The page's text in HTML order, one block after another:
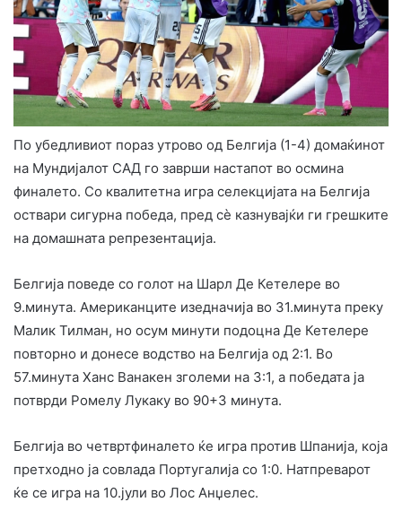
По убедливиот пораз утрово од Белгија (1-4) домаќинот
на Мундијалот САД го заврши настапот во осмина
финалето. Со квалитетна игра селекцијата на Белгија
оствари сигурна победа, пред сè казнувајќи ги грешките
на домашната репрезентација.
Белгија поведе со голот на Шарл Де Кетелере во
9.минута. Американците изедначија во 31.минута преку
Малик Тилман, но осум минути подоцна Де Кетелере
повторно и донесе водство на Белгија од 2:1. Во
57.минута Ханс Ванакен зголеми на 3:1, а победата ја
потврди Ромелу Лукаку во 90+3 минута.
Белгија во четвртфиналето ќе игра против Шпанија, која
претходно ја совлада Португалија со 1:0. Натпреварот
ќе се игра на 10.јули во Лос Анџелес.